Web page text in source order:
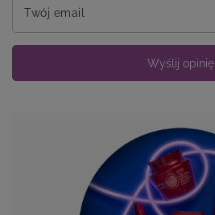
Twój email
Wyślij opinię